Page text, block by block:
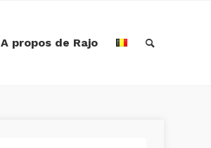
A propos de Rajo